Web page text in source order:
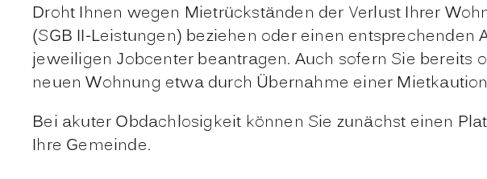
Droht Ihnen wegen Mietrückständen der Verlust Ihrer
(SGB II-Leistungen) beziehen oder einen
jeweiligen Jobcenter beantragen. Auch sofern Sie bereits
neuen Wohnung etwa durch Übernahme einer
Bei akuter Obdachlosigkeit können Sie zunächst einen
Ihre Gemeinde.